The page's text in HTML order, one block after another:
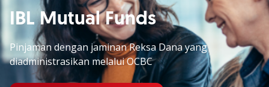
IBL Mutual Funds
Pinjaman dengan jaminan Reksa Dana yang
diadministrasikan melalui OCBC